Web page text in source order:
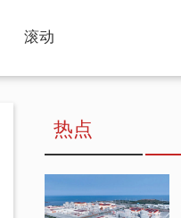
滚动
热点